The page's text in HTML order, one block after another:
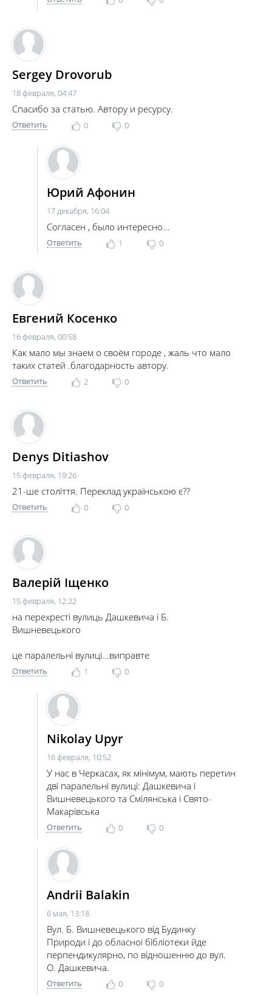
Sergey Drovorub
18 февраля, 04:47
Спасибо за статью. Автору и ресурсу.
Ответить 0 0
Юрий Афонин
17 декабря, 16:04
Согласен , было интересно...
Ответить 1 0
Евгений Косенко
16 февраля, 00:58
Как мало мы знаем о своём городе , жаль что мало
таких статей .благодарность автору.
Ответить 2 0
Denys Ditiashov
15 февраля, 19:26
21-ше століття. Переклад українською є??
Ответить 0 0
Валерій Іщенко
15 февраля, 12:22
на перехресті вулиць Дашкевича і Б.
Вишневецького
це паралельні вулиці...виправте
Ответить 1 0
Nikolay Upyr
16 февраля, 10:52
У нас в Черкасах, як мінімум, мають перетин
дві паралельні вулиці: Дашкевича і
Вишневецького та Смілянська і Свято-
Макарівська
Ответить 0 0
Andrii Balakin
6 мая, 13:18
Вул. Б. Вишневецького від Будинку
Природи і до обласної бібліотеки йде
перпендикулярно, по відношенню до вул.
О. Дашкевича.
Ответить 0 0